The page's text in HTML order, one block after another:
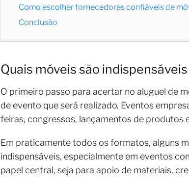
Como escolher fornecedores confiáveis de
Conclusão
Quais móveis são
O primeiro passo para acertar no aluguel de
de evento que será realizado. Eventos
feiras, congressos, lançamentos de
Em praticamente todos os formatos, alguns
indispensáveis, especialmente em eventos
papel central, seja para apoio de materiais,